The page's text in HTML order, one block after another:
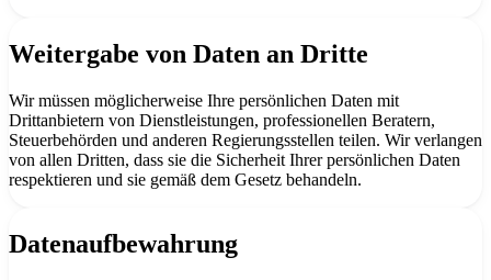
Weitergabe von Daten an Dritte
Wir müssen möglicherweise Ihre persönlichen Daten mit
Drittanbietern von Dienstleistungen, professionellen Beratern,
Steuerbehörden und anderen Regierungsstellen teilen. Wir verlangen
von allen Dritten, dass sie die Sicherheit Ihrer persönlichen Daten
respektieren und sie gemäß dem Gesetz behandeln.
Datenaufbewahrung